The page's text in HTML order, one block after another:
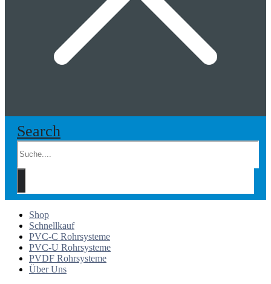
Search
Shop
Schnellkauf
PVC-C Rohrsysteme
PVC-U Rohrsysteme
PVDF Rohrsysteme
Über Uns